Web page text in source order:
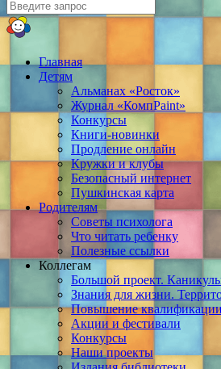
Главная
Детям
Альманах «Росток»
Журнал «КомпPaint»
Конкурсы
Книги-новинки
Продление онлайн
Кружки и клубы
Безопасный интернет
Пушкинская карта
Родителям
Советы психолога
Что читать ребенку
Полезные ссылки
Коллегам
Большой проект.
Знания для жизни.
Повышение
Акции и фестивали
Конкурсы
Наши проекты